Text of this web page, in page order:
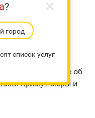
доверяет нам
важно, чтобы
Если во время
вы всегда можете об
примут меры и
?
город
список услуг